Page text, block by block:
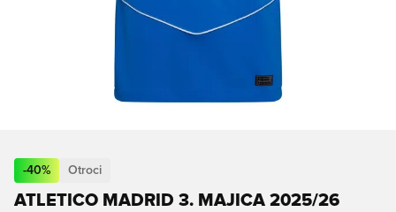
-40% Otroci
ATLETICO MADRID 3. MAJICA 2025/26